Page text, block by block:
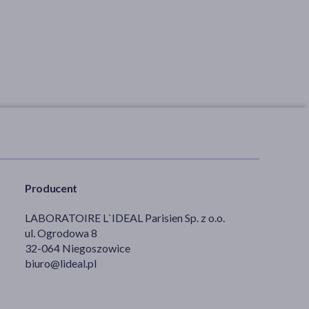
Producent
LABORATOIRE L`IDEAL Parisien Sp. z o.o.
ul. Ogrodowa 8
32-064 Niegoszowice
biuro@lideal.pl